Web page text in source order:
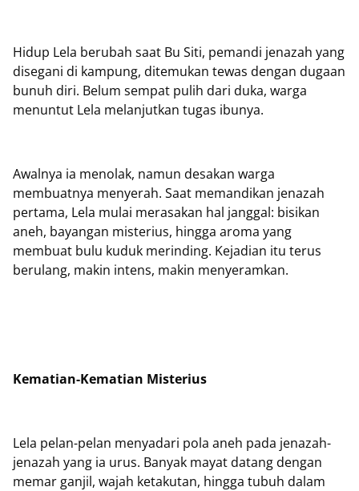
Hidup Lela berubah saat Bu Siti, pemandi jenazah yang
disegani di kampung, ditemukan tewas dengan dugaan
bunuh diri. Belum sempat pulih dari duka, warga
menuntut Lela melanjutkan tugas ibunya.
Awalnya ia menolak, namun desakan warga
membuatnya menyerah. Saat memandikan jenazah
pertama, Lela mulai merasakan hal janggal: bisikan
aneh, bayangan misterius, hingga aroma yang
membuat bulu kuduk merinding. Kejadian itu terus
berulang, makin intens, makin menyeramkan.
Kematian-Kematian Misterius
Lela pelan-pelan menyadari pola aneh pada jenazah-
jenazah yang ia urus. Banyak mayat datang dengan
memar ganjil, wajah ketakutan, hingga tubuh dalam